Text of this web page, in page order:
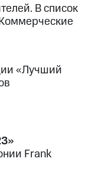
В список
«Лучший
Frank